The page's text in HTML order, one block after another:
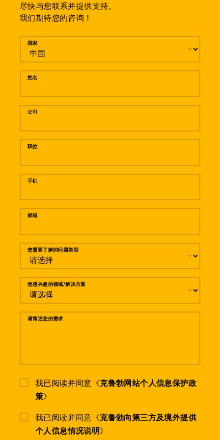
尽快与您联系并提供支持。
我们期待您的咨询！
留言
国家
姓名
公司
职位
手机
邮箱
您需要了解的问题类型
您感兴趣的领域/解决方案
请简述您的需求
我已阅读并同意《克鲁勃网站个人信息保护政
策》
我已阅读并同意《克鲁勃向第三方及境外提供
个人信息情况说明》